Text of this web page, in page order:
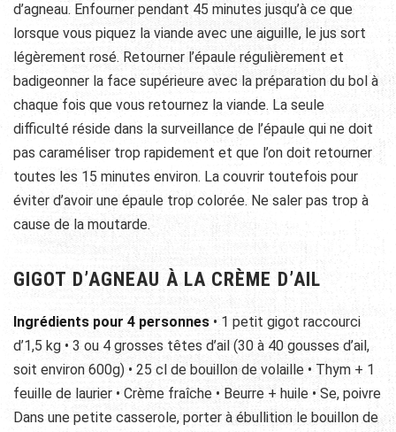
d’agneau. Enfourner pendant 45 minutes jusqu’à ce que
lorsque vous piquez la viande avec une aiguille, le jus sort
légèrement rosé. Retourner l’épaule régulièrement et
badigeonner la face supérieure avec la préparation du bol à
chaque fois que vous retournez la viande. La seule
difficulté réside dans la surveillance de l’épaule qui ne doit
pas caraméliser trop rapidement et que l’on doit retourner
toutes les 15 minutes environ. La couvrir toutefois pour
éviter d’avoir une épaule trop colorée. Ne saler pas trop à
cause de la moutarde.
GIGOT D’AGNEAU À LA CRÈME D’AIL
Ingrédients pour 4 personnes • 1 petit gigot raccourci
d’1,5 kg • 3 ou 4 grosses têtes d’ail (30 à 40 gousses d’ail,
soit environ 600g) • 25 cl de bouillon de volaille • Thym + 1
feuille de laurier • Crème fraîche • Beurre + huile • Se, poivre
Dans une petite casserole, porter à ébullition le bouillon de